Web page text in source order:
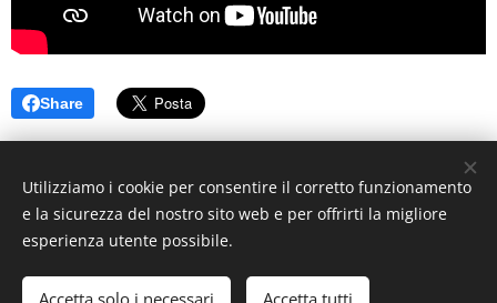
Share
ILoveItaly News Arte e Cultura
informazione artistica e culturale | Tutti i diritti riservati.
Utilizziamo i cookie per consentire il corretto funzionamento
e la sicurezza del nostro sito web e per offrirti la migliore
esperienza utente possibile.
Accetta solo i necessari Accetta tutti